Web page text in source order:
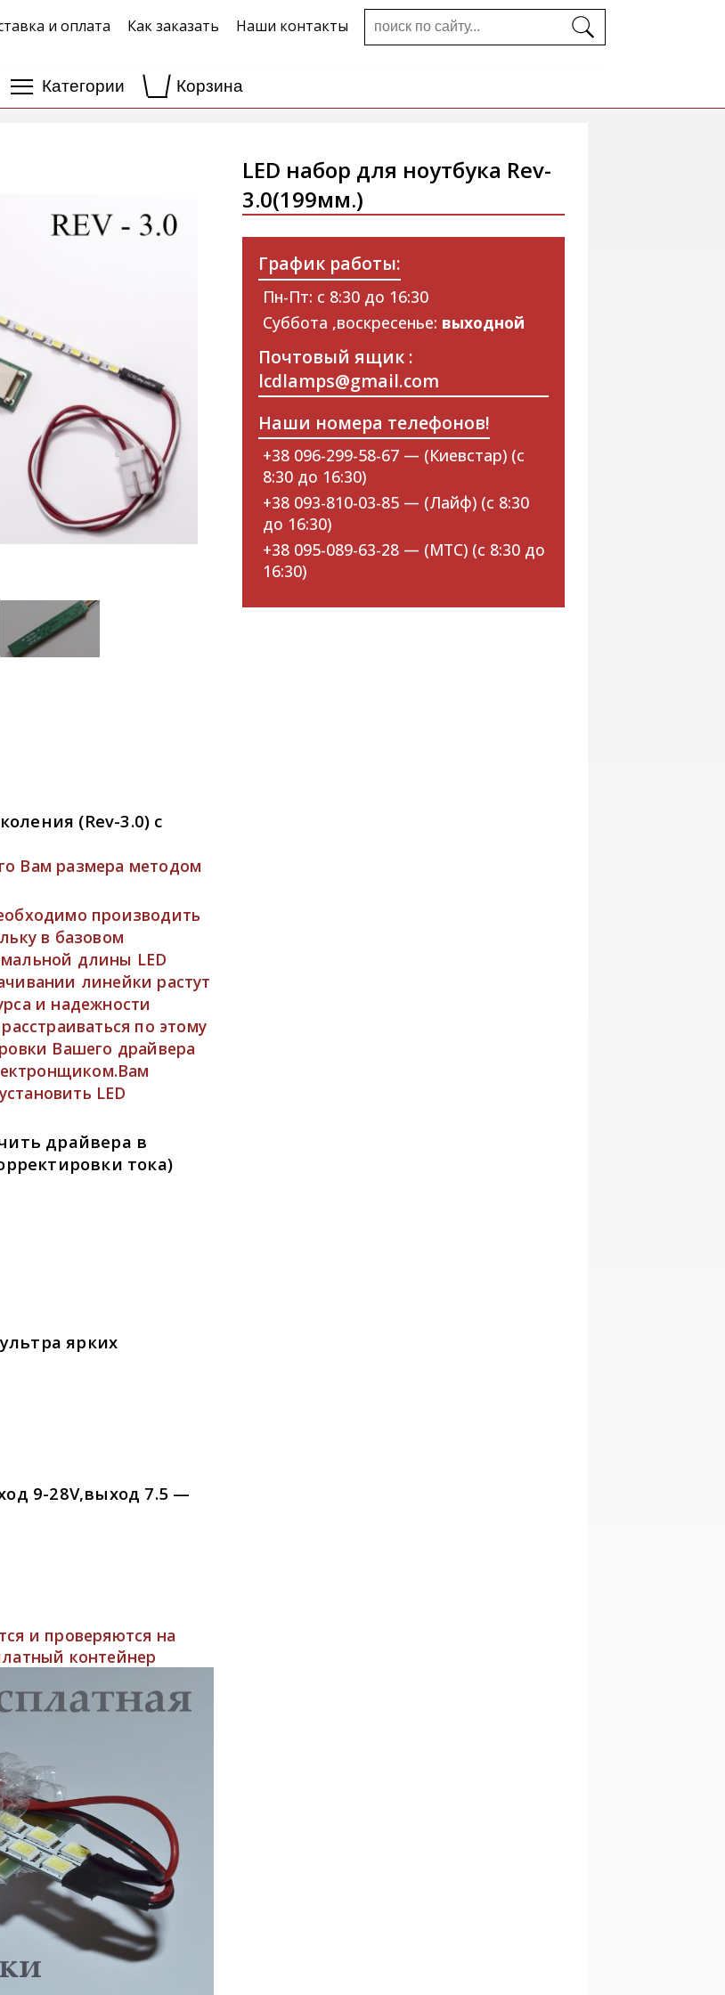
и оплата Как заказать Наши контакты
Категории Корзина
(Rev-3.0) c
Вам размера методом
производить
в базовом
длины LED
линейки растут
и надежности
по этому
Вашего драйвера
LED
драйвера в
тока)
ярких
9-28V,выход 7.5 —
и проверяются на
контейнер
LED набор для ноутбука Rev-
3.0(199мм.)
График работы:
Пн-Пт: с 8:30 до 16:30
Суббота ,воскресенье: выходной
Почтовый ящик :
lcdlamps@gmail.com
Наши номера телефонов!
+38 096-299-58-67 — (Киевстар) (с
8:30 до 16:30)
+38 093-810-03-85 — (Лайф) (с 8:30
до 16:30)
+38 095-089-63-28 — (МТС) (с 8:30 до
16:30)